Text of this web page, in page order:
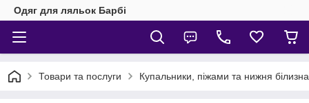
Одяг для ляльок Барбі
Товари та послуги Купальники, піжами та нижня